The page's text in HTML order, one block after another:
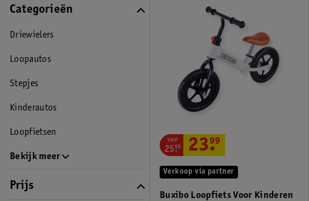
Categorieën
Driewielers
Loopautos
Stepjes
Kinderautos
Loopfietsen
Bekijk meer
Prijs
Buxibo Loopfiets Voor Kinderen
Verkoop via partner
van
25.
99 23.
99